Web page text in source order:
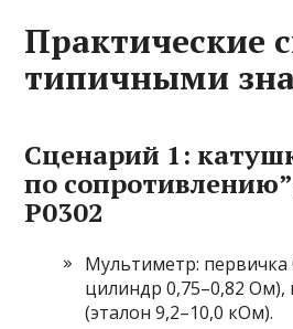
Практические
типичными
Сценарий 1:
по
P0302
Мультиметр:
цилиндр 0,75–0,82 Ом),
(эталон 9,2–10,0 кОм).